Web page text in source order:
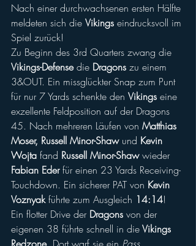
Nach einer durchwachsenen ersten Hälfte
meldeten sich die Vikings eindrucksvoll im
Spiel zurück!
Zu Beginn des 3rd Quarters zwang die
Vikings-Defense die Dragons zu einem
3&OUT. Ein missglückter Snap zum Punt
für nur 7 Yards schenkte den Vikings eine
exzellente Feldposition auf der Dragons
45. Nach mehreren Läufen von Matthias
Moser, Russell Minor-Shaw und Kevin
Wojta fand Russell Minor-Shaw wieder
Fabian Eder für einen 23 Yards Receiving-
Touchdown. Ein sicherer PAT von Kevin
Voznyak führte zum Ausgleich 14:14!
Ein flotter Drive der Dragons von der
eigenen 38 führte schnell in die Vikings